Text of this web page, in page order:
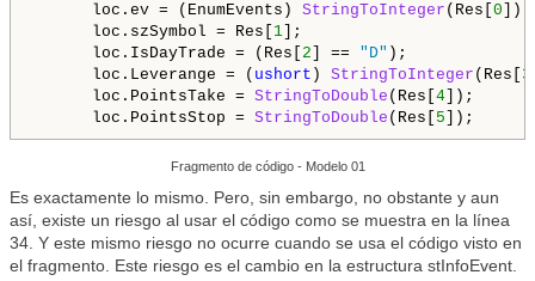
loc.ev = (EnumEvents) StringToInteger (Res[ 0 ]);
loc.szSymbol = Res[ 1 ];
loc.IsDayTrade = (Res[ 2 ] == "D" );
loc.Leverange = ( ushort ) StringToInteger (Res[ 3
loc.PointsTake = StringToDouble (Res[ 4 ]);
loc.PointsStop = StringToDouble (Res[ 5 ]);
Fragmento de código - Modelo 01
Es exactamente lo mismo. Pero, sin embargo, no obstante y aun
así, existe un riesgo al usar el código como se muestra en la línea
34. Y este mismo riesgo no ocurre cuando se usa el código visto en
el fragmento. Este riesgo es el cambio en la estructura stInfoEvent.